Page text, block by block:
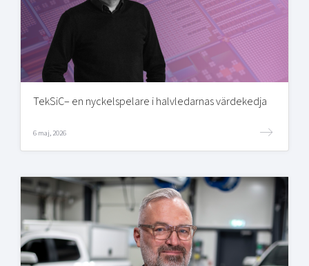
TekSiC– en nyckelspelare i halvledarnas värdekedja
6 maj, 2026